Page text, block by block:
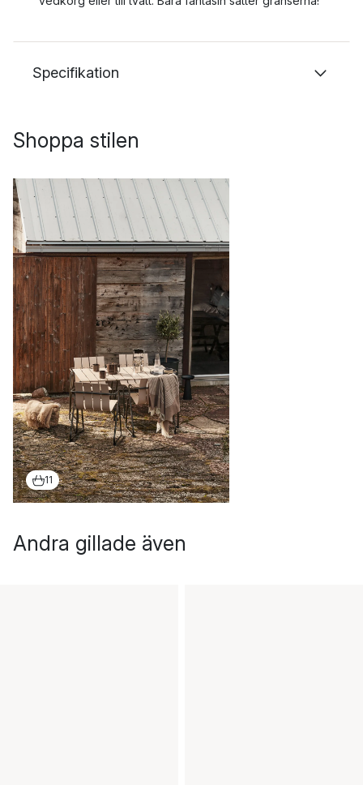
Specifikation
Shoppa stilen
11
Andra gillade även